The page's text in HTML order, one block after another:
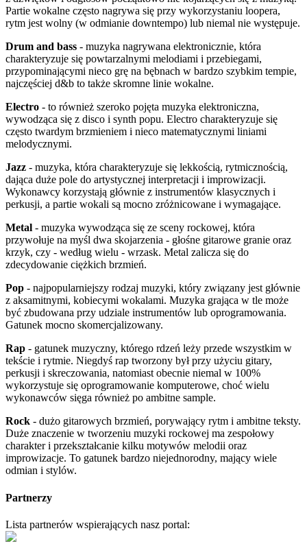
Partie wokalne często nagrywa się przy wykorzystaniu loopera,
rytm jest wolny (w odmianie downtempo) lub niemal nie występuje.
Drum and bass - muzyka nagrywana elektronicznie, która
charakteryzuje się powtarzalnymi melodiami i przebiegami,
przypominającymi nieco grę na bębnach w bardzo szybkim tempie,
najczęściej d&b to także skromne linie wokalne.
Electro - to również szeroko pojęta muzyka elektroniczna,
wywodząca się z disco i synth popu. Electro charakteryzuje się
często twardym brzmieniem i nieco matematycznymi liniami
melodycznymi.
Jazz - muzyka, która charakteryzuje się lekkością, rytmicznością,
dająca duże pole do artystycznej interpretacji i improwizacji.
Wykonawcy korzystają głównie z instrumentów klasycznych i
perkusji, a partie wokali są mocno zróżnicowane i wymagające.
Metal - muzyka wywodząca się ze sceny rockowej, która
przywołuje na myśl dwa skojarzenia - głośne gitarowe granie oraz
krzyk, czy - według wielu - wrzask. Metal zalicza się do
zdecydowanie ciężkich brzmień.
Pop - najpopularniejszy rodzaj muzyki, który związany jest głównie
z aksamitnymi, kobiecymi wokalami. Muzyka grająca w tle może
być zbudowana przy udziale instrumentów lub oprogramowania.
Gatunek mocno skomercjalizowany.
Rap - gatunek muzyczny, którego rdzeń leży przede wszystkim w
tekście i rytmie. Niegdyś rap tworzony był przy użyciu gitary,
perkusji i skreczowania, natomiast obecnie niemal w 100%
wykorzystuje się oprogramowanie komputerowe, choć wielu
wykonawców sięga również po ambitne sample.
Rock - dużo gitarowych brzmień, porywający rytm i ambitne teksty.
Duże znaczenie w tworzeniu muzyki rockowej ma zespołowy
charakter i przekształcanie kilku motywów melodii oraz
improwizacje. To gatunek bardzo niejednorodny, mający wiele
odmian i stylów.
Partnerzy
Lista partnerów wspierających nasz portal: